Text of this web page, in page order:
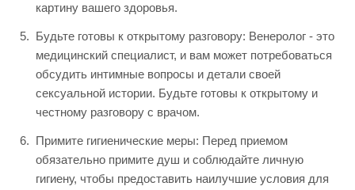
картину вашего здоровья.
Будьте готовы к открытому разговору: Венеролог - это
медицинский специалист, и вам может потребоваться
обсудить интимные вопросы и детали своей
сексуальной истории. Будьте готовы к открытому и
честному разговору с врачом.
Примите гигиенические меры: Перед приемом
обязательно примите душ и соблюдайте личную
гигиену, чтобы предоставить наилучшие условия для